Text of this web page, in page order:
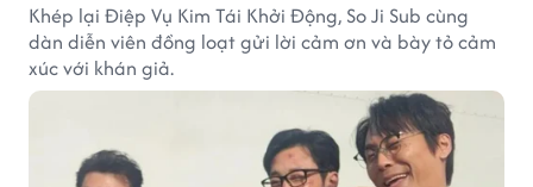
Khép lại Điệp Vụ Kim Tái Khởi Động, So Ji Sub cùng
dàn diễn viên đồng loạt gửi lời cảm ơn và bày tỏ cảm
xúc với khán giả.